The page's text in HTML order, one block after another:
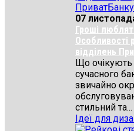
07
Гроші
Особливості
відділень
Що очікують
сучасного
звичайно
стильний та...
Ідеї для